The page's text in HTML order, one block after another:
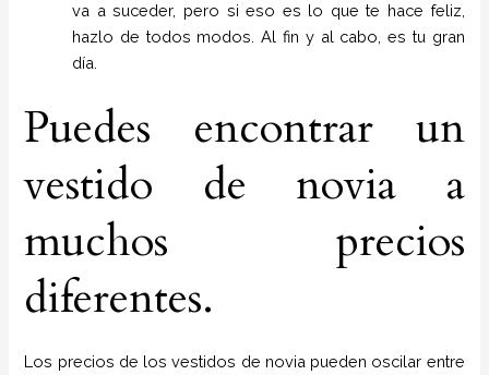
va a suceder, pero si eso es lo que te hace feliz,
hazlo de todos modos. Al fin y al cabo, es tu gran
día.
Puedes encontrar un
vestido de novia a
muchos precios
diferentes.
Los precios de los vestidos de novia pueden oscilar entre